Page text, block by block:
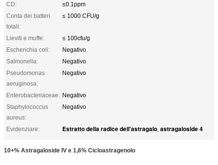
CD:
≤0.1ppm
Conta dei batteri
totali:
≤ 1000 CFU/g
Lieviti e muffe:
≤ 100cfu/g
Escherichia coli:
Negativo
Salmonella:
Negativo
Pseudomonas
aeruginosa:
Negativo
Enterobacteriaceae: Negativo
Staphylococcus
aureus:
Negativo
Evidenziare: Estratto della radice dell'astragalo, astragaloside 4
10+% Astragaloside IV e 1,6% Cicloastragenolo